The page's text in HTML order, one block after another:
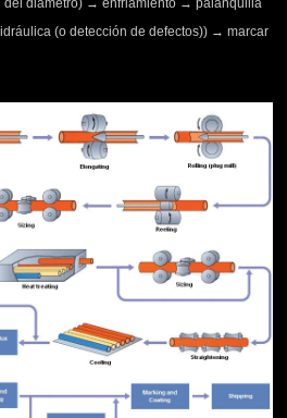
del diámetro) → enfriamiento → palanquilla
(o detección de defectos)) → marcar